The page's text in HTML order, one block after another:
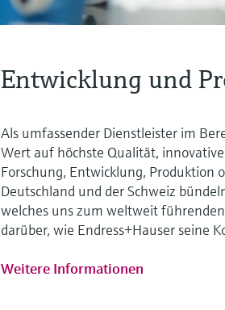
Entwicklung und
Als umfassender Dienstleister im
Wert auf höchste Qualität,
Forschung, Entwicklung, Produktion
Deutschland und der Schweiz
welches uns zum weltweit
darüber, wie Endress+Hauser seine
Weitere Informationen